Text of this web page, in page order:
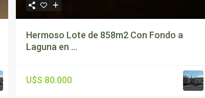
Hermoso Lote de 858m2 Con Fondo a
Laguna en ...
U$S 80.000